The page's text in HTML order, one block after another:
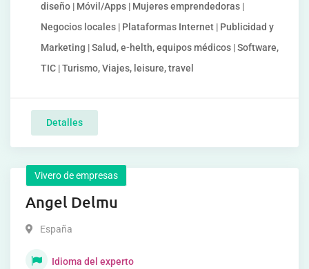
diseño | Móvil/Apps | Mujeres emprendedoras |
Negocios locales | Plataformas Internet | Publicidad y
Marketing | Salud, e-helth, equipos médicos | Software,
TIC | Turismo, Viajes, leisure, travel
Detalles
Vivero de empresas
Angel Delmu
España
Idioma del experto